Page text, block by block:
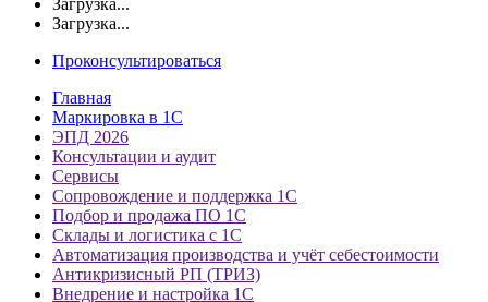
Загрузка...
Загрузка...
Проконсультироваться
Главная
Маркировка в 1С
ЭПД 2026
Консультации и аудит
Сервисы
Сопровождение и поддержка 1С
Подбор и продажа ПО 1С
Склады и логистика с 1С
Автоматизация производства и учёт себестоимости
Антикризисный РП (ТРИЗ)
Внедрение и настройка 1С